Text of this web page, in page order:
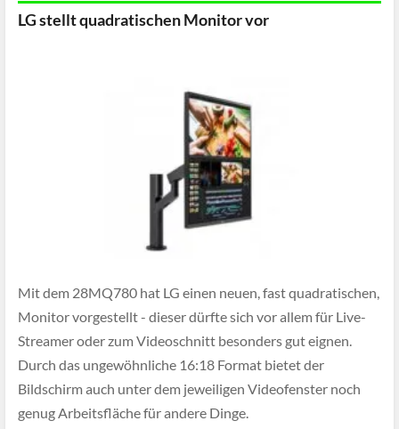
LG stellt quadratischen Monitor vor
Mit dem 28MQ780 hat LG einen neuen, fast quadratischen,
Monitor vorgestellt - dieser dürfte sich vor allem für Live-
Streamer oder zum Videoschnitt besonders gut eignen.
Durch das ungewöhnliche 16:18 Format bietet der
Bildschirm auch unter dem jeweiligen Videofenster noch
genug Arbeitsfläche für andere Dinge.